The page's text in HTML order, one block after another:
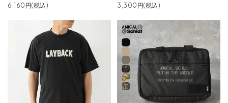
6,160円(税込) 3,300円(税込)